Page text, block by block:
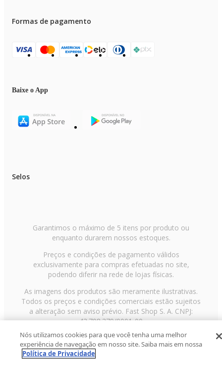
Formas de pagamento
Baixe o App
Selos
Garantimos o máximo de 5 itens por produto ou
enquanto durarem nossos estoques.
Preços e condições de pagamento válidos
exclusivamente para compras efetuadas no site,
podendo diferir na rede de lojas físicas.
As imagens dos produtos são meramente ilustrativas.
Todos os preços e condições comerciais estão sujeitos
a alteração sem aviso prévio. Fast Shop S. A. CNPJ:
43.708.379/0001-00
Avenida Zaki Narchi, nº 1650, sobreloja, Carandiru, São
Paulo/SP, CEP 02029-001, Telefone: 11 3003-3728 ©
2013 Fast Shop - Todos os direitos reservados
Nós utilizamos cookies para que você tenha uma melhor
experiência de navegação em nosso site. Saiba mais em nossa
Política de Privacidade